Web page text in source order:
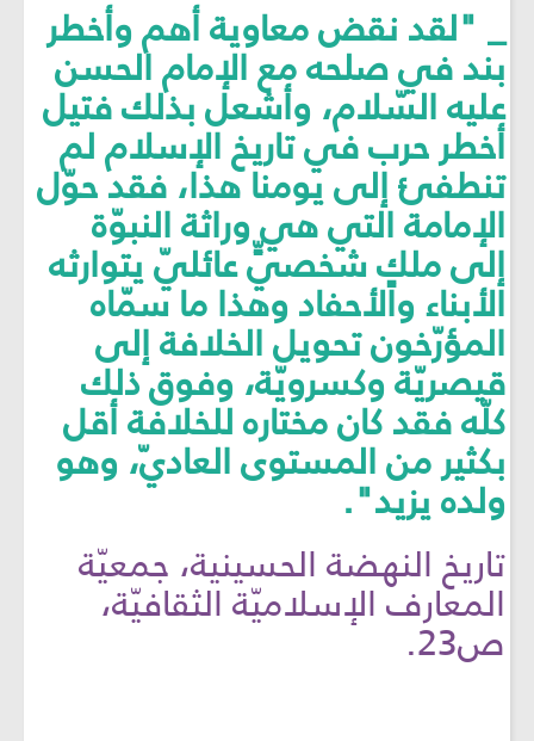
_ "لقد نقض معاوية أهم وأخطر
بند في صلحه مع الإمام الحسن
عليه السّلام، وأشعل بذلك فتيل
أخطر حرب في تاريخ الإسلام لم
تنطفئ إلى يومنا هذا، فقد حوّل
الإمامة التي هي وراثة النبوّة
إلى ملكٍ شخصيٍّ عائليّ يتوارثه
الأبناء والأحفاد وهذا ما سمّاه
المؤرّخون تحويل الخلافة إلى
قيصريّة وكسرويّة، وفوق ذلك
كلّه فقد كان مختاره للخلافة أقل
بكثير من المستوى العاديّ، وهو
ولده يزيد".
تاريخ النهضة الحسينية، جمعيّة
المعارف الإسلاميّة الثقافيّة،
ص23.